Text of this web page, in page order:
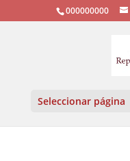
000000000
Seleccionar página